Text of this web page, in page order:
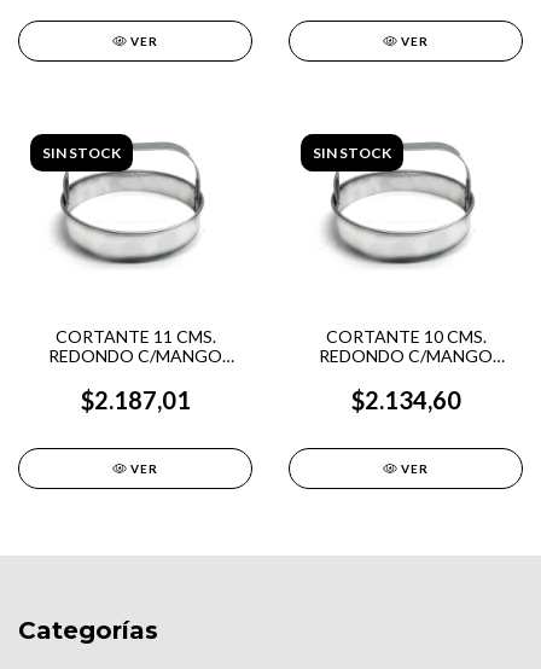
VER VER
SIN STOCK
CORTANTE 11 CMS.
REDONDO C/MANGO
$2.187,01
VER
SIN STOCK
CORTANTE 10 CMS.
REDONDO C/MANGO
$2.134,60
VER
Categorías